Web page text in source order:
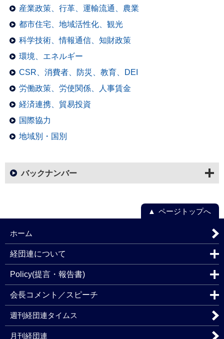
産業政策、行革、運輸流通、農業
都市住宅、地域活性化、観光
科学技術、情報通信、知財政策
環境、エネルギー
CSR、消費者、防災、教育、DEI
労働政策、労使関係、人事賃金
経済連携、貿易投資
国際協力
地域別・国別
バックナンバー
ページトップへ
ホーム
経団連について
Policy(提言・報告書)
会長コメント／スピーチ
週刊経団連タイムス
月刊経団連